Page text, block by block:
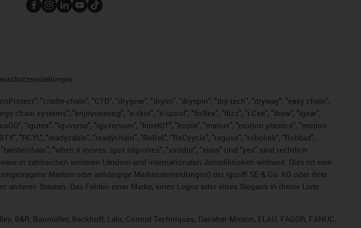
"cradle-chain", "CTD", "drygear", "drylin", "dryspin", "dry-tech", "dryway", "easy chain",
chain systems", "enjoyneering", "e-skin", "e-spool", "fixflex", "flizz", "i.Cee", "ibow", "igear",
"igutex", "iguverse", "iguversum", "kineKIT", "kopla", "manus", "motion plastics", "motion
"RCYL", "readycable", "readychain", "ReBeL", "ReCyycle", "reguse", "robolink", "Rohbot",
"when it moves, igus improves", "xirodur", "xiros" und "yes" sind rechtlich
in zahlreichen weiteren Ländern und internationalen Jurisdiktionen weltweit. Dies ist eine
Marken oder anhängige Markenanmeldungen) der igus® SE & Co. KG oder ihrer
Staaten. Das Fehlen einer Marke, eines Logos oder eines Slogans in dieser Liste
B&R, Baumüller, Beckhoff, Lahr, Control Techniques, Danaher Motion, ELAU, FAGOR, FANUC,